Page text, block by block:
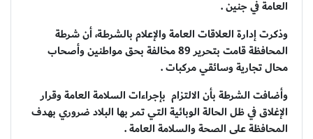
العامة في جنين .
وذكرت إدارة العلاقات العامة والإعلام بالشرطـة، أن شرطة
المحافظة قامت بتحرير 89 مخالفة بحق مواطنين وأصحاب
محال تجارية وسائقي مركبات .
وأضافت الشرطة بأن الالتزام بإجراءات السلامة العامة وقرار
الإغلاق في ظل الحالة الوبائية التي تمر بها البلاد ضروري بهدف
المحافظة على الصحة والسلامة العامة .